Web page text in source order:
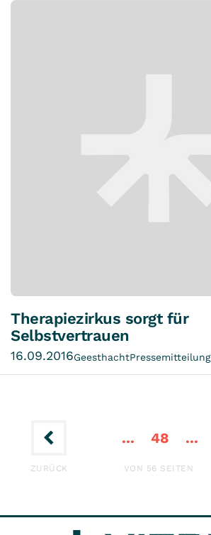
Therapiezirkus sorgt für
Selbstvertrauen
16.09.2016GeesthachtPressemitteilung
ERSTE
ZURÜCK
... 48 ...
VON 56 SEITEN